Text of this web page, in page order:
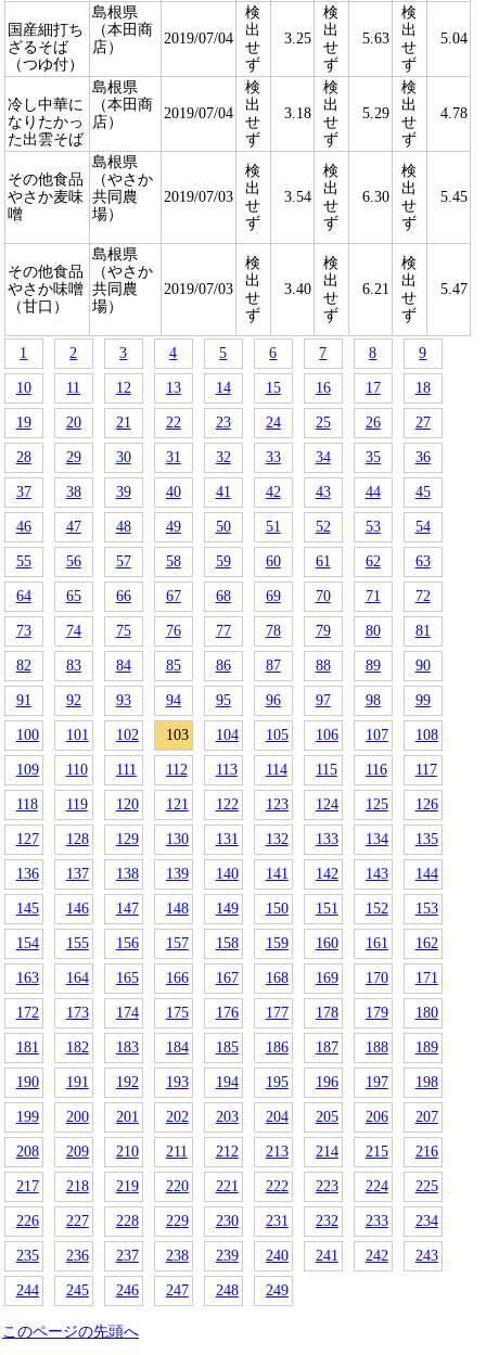
国産細打ち
ざるそば
（つゆ付）
島根県
（本田商
店）
2019/07/04
検
出
せ
ず
3.25
検
出
せ
ず
5.63
検
出
せ
ず
5.04
冷し中華に
なりたかっ
た出雲そば
島根県
（本田商
店）
2019/07/04
検
出
せ
ず
3.18
検
出
せ
ず
5.29
検
出
せ
ず
4.78
その他食品
やさか麦味
噌
島根県
（やさか
共同農
場）
2019/07/03
検
出
せ
ず
3.54
検
出
せ
ず
6.30
検
出
せ
ず
5.45
その他食品
やさか味噌
（甘口）
島根県
（やさか
共同農
場）
2019/07/03
検
出
せ
ず
3.40
検
出
せ
ず
6.21
検
出
せ
ず
5.47
1 2 3 4 5 6 7 8 9
10 11 12 13 14 15 16 17 18
19 20 21 22 23 24 25 26 27
28 29 30 31 32 33 34 35 36
37 38 39 40 41 42 43 44 45
46 47 48 49 50 51 52 53 54
55 56 57 58 59 60 61 62 63
64 65 66 67 68 69 70 71 72
73 74 75 76 77 78 79 80 81
82 83 84 85 86 87 88 89 90
91 92 93 94 95 96 97 98 99
100 101 102 103 104 105 106 107 108
109 110 111 112 113 114 115 116 117
118 119 120 121 122 123 124 125 126
127 128 129 130 131 132 133 134 135
136 137 138 139 140 141 142 143 144
145 146 147 148 149 150 151 152 153
154 155 156 157 158 159 160 161 162
163 164 165 166 167 168 169 170 171
172 173 174 175 176 177 178 179 180
181 182 183 184 185 186 187 188 189
190 191 192 193 194 195 196 197 198
199 200 201 202 203 204 205 206 207
208 209 210 211 212 213 214 215 216
217 218 219 220 221 222 223 224 225
226 227 228 229 230 231 232 233 234
235 236 237 238 239 240 241 242 243
244 245 246 247 248 249
このページの先頭へ